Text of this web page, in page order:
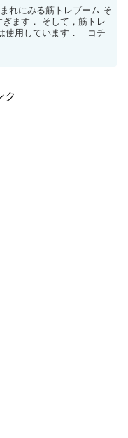
にみる筋トレブーム そ
ます． そして，筋トレ
使用しています． コチ
ク